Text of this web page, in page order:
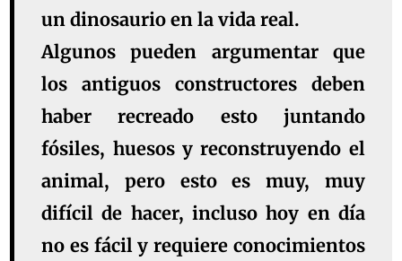
un dinosaurio en la vida real.
Algunos pueden argumentar que
los antiguos constructores deben
haber recreado esto juntando
fósiles, huesos y reconstruyendo el
animal, pero esto es muy, muy
difícil de hacer, incluso hoy en día
no es fácil y requiere conocimientos